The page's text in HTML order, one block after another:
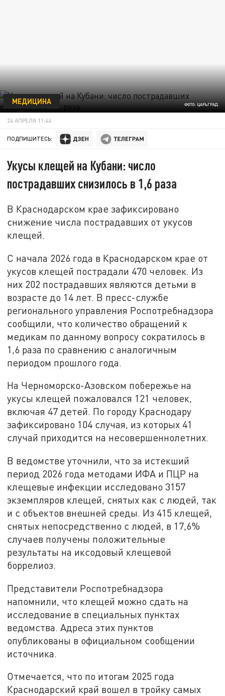
ФОТО: ЦАРЬГРАД
МЕДИЦИНА
24 АПРЕЛЯ 11:44
ПОДПИШИТЕСЬ:
Укусы клещей на Кубани: число
пострадавших снизилось в 1,6 раза
В Краснодарском крае зафиксировано
снижение числа пострадавших от укусов
клещей.
С начала 2026 года в Краснодарском крае от
укусов клещей пострадали 470 человек. Из
них 202 пострадавших являются детьми в
возрасте до 14 лет. В пресс-службе
регионального управления Роспотребнадзора
сообщили, что количество обращений к
медикам по данному вопросу сократилось в
1,6 раза по сравнению с аналогичным
периодом прошлого года.
На Черноморско-Азовском побережье на
укусы клещей пожаловался 121 человек,
включая 47 детей. По городу Краснодару
зафиксировано 104 случая, из которых 41
случай приходится на несовершеннолетних.
В ведомстве уточнили, что за истекший
период 2026 года методами ИФА и ПЦР на
клещевые инфекции исследовано 3157
экземпляров клещей, снятых как с людей, так
и с объектов внешней среды. Из 415 клещей,
снятых непосредственно с людей, в 17,6%
случаев получены положительные
результаты на иксодовый клещевой
боррелиоз.
Представители Роспотребнадзора
напомнили, что клещей можно сдать на
исследование в специальных пунктах
ведомства. Адреса этих пунктов
опубликованы в официальном сообщении
источника.
Отмечается, что по итогам 2025 года
Краснодарский край вошел в тройку самых